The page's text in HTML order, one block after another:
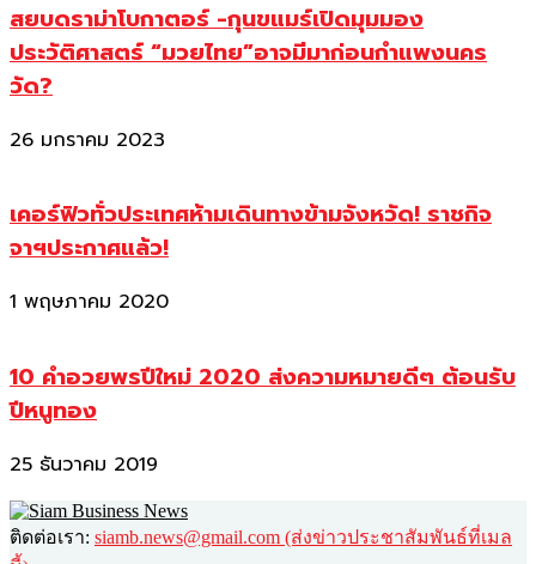
สยบดราม่าโบกาตอร์ -กุนขแมร์เปิดมุมมอง
ประวัติศาสตร์ “มวยไทย”อาจมีมาก่อนกำแพงนคร
วัด?
26 มกราคม 2023
เคอร์ฟิวทั่วประเทศห้ามเดินทางข้ามจังหวัด! ราชกิจ
จาฯประกาศแล้ว!
1 พฤษภาคม 2020
10 คำอวยพรปีใหม่ 2020 ส่งความหมายดีๆ ต้อนรับ
ปีหนูทอง
25 ธันวาคม 2019
ติดต่อเรา: siamb.news@gmail.com (ส่งข่าวประชาสัมพันธ์ที่เมล